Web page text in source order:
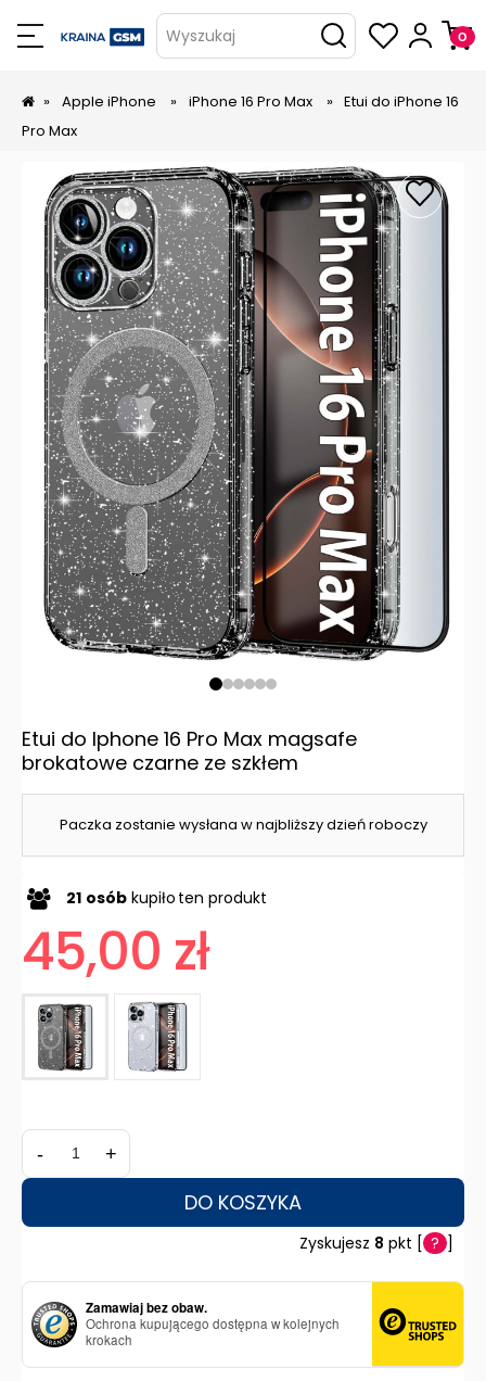
Wyszukaj
» Apple iPhone » iPhone 16 Pro Max » Etui do iPhone 16
Pro Max
Paczka zostanie wysłana w najbliższy dzień roboczy
Etui do Iphone 16 Pro Max magsafe
brokatowe czarne ze szkłem
21 osób kupiło ten produkt
45,00 zł
- +
DO KOSZYKA
Zyskujesz 8 pkt [ ? ]
Zamawiaj bez obaw.
Ochrona kupującego dostępna w kolejnych
krokach